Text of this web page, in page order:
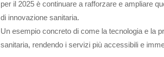
per il 2025 è continuare a rafforzare e ampliare
di innovazione sanitaria.
Un esempio concreto di come la tecnologia e la
sanitaria, rendendo i servizi più accessibili e